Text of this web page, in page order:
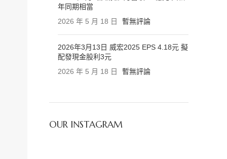
年同期相當
2026 年 5 月 18 日
暫無評論
2026年3月13日 威宏2025 EPS 4.18元 擬
配發現金股利3元
2026 年 5 月 18 日
暫無評論
OUR INSTAGRAM